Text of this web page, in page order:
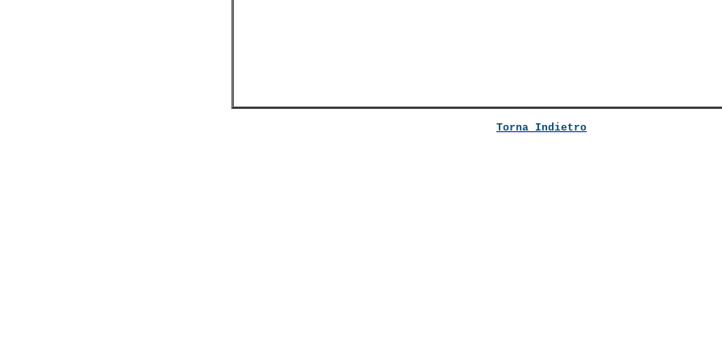
Torna Indietro